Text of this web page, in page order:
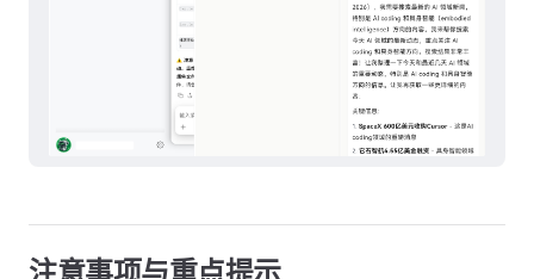
注意事项与重点提示